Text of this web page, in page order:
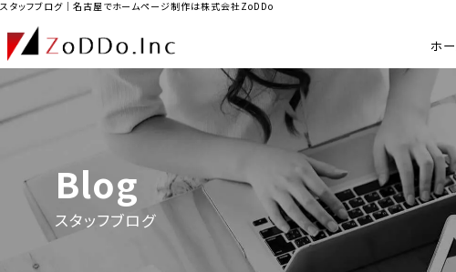
スタッフブログ｜名古屋でホームページ制作は株式会社ZoDDo
ホ
Blog
スタッフブログ